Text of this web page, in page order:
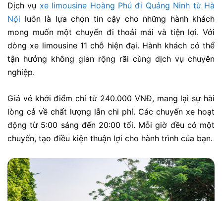
Dịch vụ xe limousine Hoàng Phú đi Quảng Ninh từ Hà
Nội luôn là lựa chọn tin cậy cho những hành khách
mong muốn một chuyến đi thoải mái và tiện lợi. Với
dòng xe limousine 11 chỗ hiện đại. Hành khách có thể
tận hưởng không gian rộng rãi cùng dịch vụ chuyên
nghiệp.
Giá vé khởi điểm chỉ từ 240.000 VNĐ, mang lại sự hài
lòng cả về chất lượng lẫn chi phí. Các chuyến xe hoạt
động từ 5:00 sáng đến 20:00 tối. Mỗi giờ đều có một
chuyến, tạo điều kiện thuận lợi cho hành trình của bạn.